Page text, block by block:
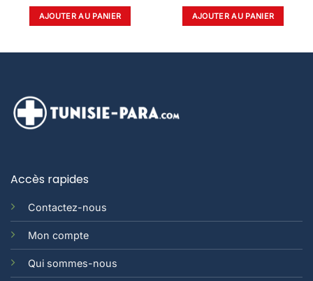
initial
était :
10.989 TND. 9.900 TND.
AJOUTER AU PANIER
initial
était :
10.989 TND.
AJOUTER AU PANIER
Accès rapides
Contactez-nous
Mon compte
Qui sommes-nous